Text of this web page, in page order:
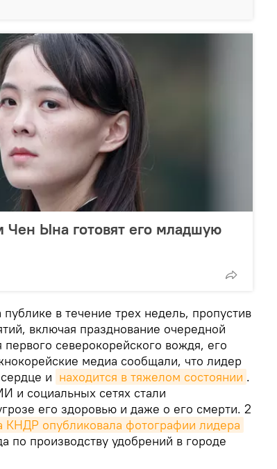
Ына готовят его младшую
в течение трех недель, пропустив
включая празднование очередной
северокорейского вождя, его
медиа сообщали, что лидер
и находится в тяжелом состоянии .
и социальных сетях стали
его здоровью и даже о его смерти. 2
КНДР опубликовала фотографии лидера
по производству удобрений в городе